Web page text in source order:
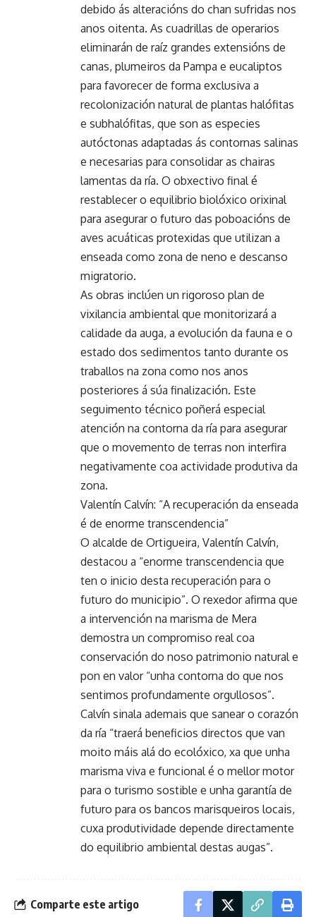
debido ás alteracións do chan sufridas nos
anos oitenta. As cuadrillas de operarios
eliminarán de raíz grandes extensións de
canas, plumeiros da Pampa e eucaliptos
para favorecer de forma exclusiva a
recolonización natural de plantas halófitas
e subhalófitas, que son as especies
autóctonas adaptadas ás contornas salinas
e necesarias para consolidar as chairas
lamentas da ría. O obxectivo final é
restablecer o equilibrio biolóxico orixinal
para asegurar o futuro das poboacións de
aves acuáticas protexidas que utilizan a
enseada como zona de neno e descanso
migratorio.
As obras inclúen un rigoroso plan de
vixilancia ambiental que monitorizará a
calidade da auga, a evolución da fauna e o
estado dos sedimentos tanto durante os
traballos na zona como nos anos
posteriores á súa finalización. Este
seguimento técnico poñerá especial
atención na contorna da ría para asegurar
que o movemento de terras non interfira
negativamente coa actividade produtiva da
zona.
Valentín Calvín: “A recuperación da enseada
é de enorme transcendencia”
O alcalde de Ortigueira, Valentín Calvín,
destacou a “enorme transcendencia que
ten o inicio desta recuperación para o
futuro do municipio”. O rexedor afirma que
a intervención na marisma de Mera
demostra un compromiso real coa
conservación do noso patrimonio natural e
pon en valor “unha contorna do que nos
sentimos profundamente orgullosos”.
Calvín sinala ademais que sanear o corazón
da ría “traerá beneficios directos que van
moito máis alá do ecolóxico, xa que unha
marisma viva e funcional é o mellor motor
para o turismo sostible e unha garantía de
futuro para os bancos marisqueiros locais,
cuxa produtividade depende directamente
do equilibrio ambiental destas augas”.
Comparte este artigo